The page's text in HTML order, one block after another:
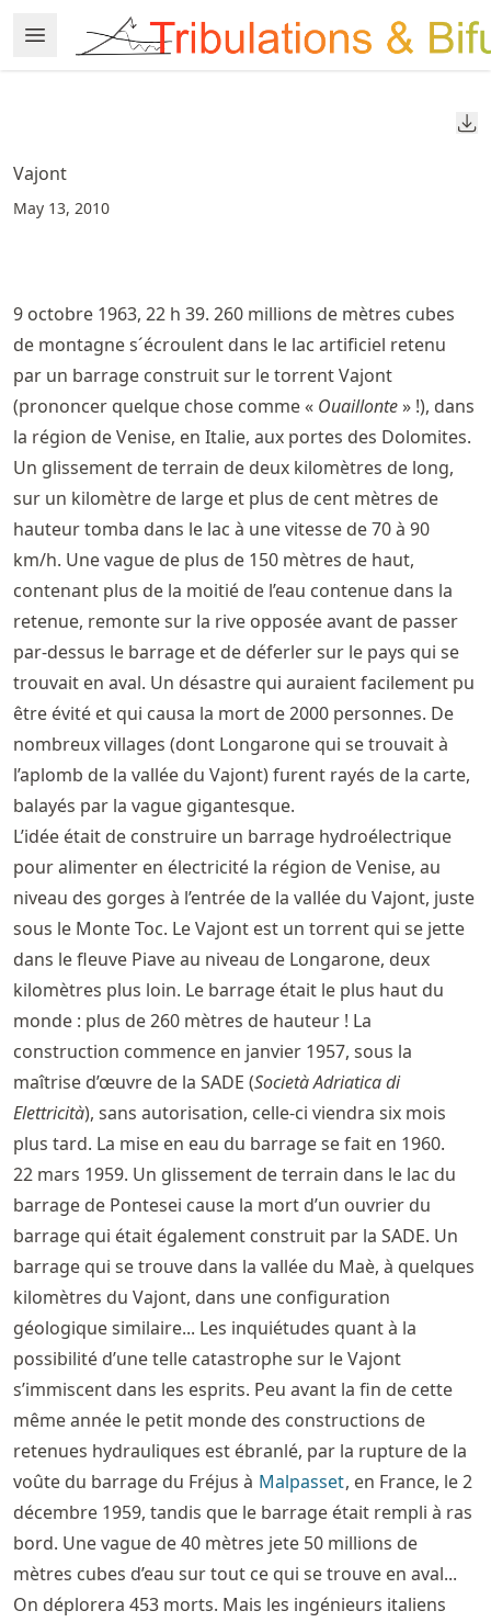
to
article
to
article
content
Open Menu
Made with MyST
Vajont
May 13, 2010
9 octobre 1963, 22 h 39. 260 millions de mètres cubes
de montagne s´écroulent dans le lac artificiel retenu
par un barrage construit sur le torrent Vajont
(prononcer quelque chose comme « Ouaillonte» !), dans
la région de Venise, en Italie, aux portes des Dolomites.
Un glissement de terrain de deux kilomètres de long,
sur un kilomètre de large et plus de cent mètres de
hauteur tomba dans le lac à une vitesse de 70 à 90
km/h. Une vague de plus de 150 mètres de haut,
contenant plus de la moitié de l’eau contenue dans la
retenue, remonte sur la rive opposée avant de passer
par-dessus le barrage et de déferler sur le pays qui se
trouvait en aval. Un désastre qui auraient facilement pu
être évité et qui causa la mort de 2000 personnes. De
nombreux villages (dont Longarone qui se trouvait à
l’aplomb de la vallée du Vajont) furent rayés de la carte,
balayés par la vague gigantesque.
L’idée était de construire un barrage hydroélectrique
pour alimenter en électricité la région de Venise, au
niveau des gorges à l’entrée de la vallée du Vajont, juste
sous le Monte Toc. Le Vajont est un torrent qui se jette
dans le fleuve Piave au niveau de Longarone, deux
kilomètres plus loin. Le barrage était le plus haut du
monde : plus de 260 mètres de hauteur ! La
construction commence en janvier 1957, sous la
maîtrise d’œuvre de la SADE (Società Adriatica di
Elettricità), sans autorisation, celle-ci viendra six mois
plus tard. La mise en eau du barrage se fait en 1960.
22 mars 1959. Un glissement de terrain dans le lac du
barrage de Pontesei cause la mort d’un ouvrier du
barrage qui était également construit par la SADE. Un
barrage qui se trouve dans la vallée du Maè, à quelques
kilomètres du Vajont, dans une configuration
géologique similaire... Les inquiétudes quant à la
possibilité d’une telle catastrophe sur le Vajont
s’immiscent dans les esprits. Peu avant la fin de cette
même année le petit monde des constructions de
retenues hydrauliques est ébranlé, par la rupture de la
voûte du barrage du Fréjus à Malpasset, en France, le 2
décembre 1959, tandis que le barrage était rempli à ras
bord. Une vague de 40 mètres jete 50 millions de
mètres cubes d’eau sur tout ce qui se trouve en aval...
On déplorera 453 morts. Mais les ingénieurs italiens